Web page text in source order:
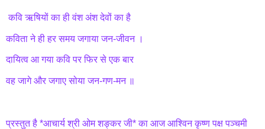
कवि ऋषियों का ही वंश अंश देवों का है
कविता ने ही हर समय जगाया जन-जीवन ।
दायित्व आ गया कवि पर फिर से एक बार
वह जागे और जगाए सोया जन-गण-मन ॥
प्रस्तुत है *आचार्य श्री ओम शङ्कर जी* का आज आश्विन कृष्ण पक्ष पञ्चमी